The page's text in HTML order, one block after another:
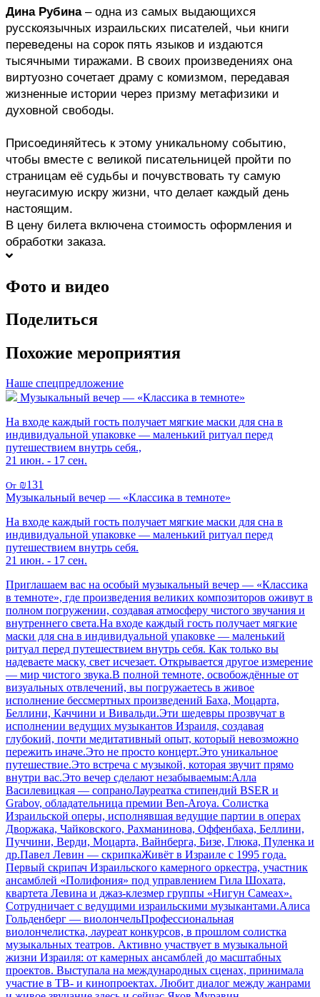
Дина Рубина – одна из самых выдающихся
русскоязычных израильских писателей, чьи книги
переведены на сорок пять языков и издаются
тысячными тиражами. В своих произведениях она
виртуозно сочетает драму с комизмом, передавая
жизненные истории через призму метафизики и
духовной свободы.
Присоединяйтесь к этому уникальному событию,
чтобы вместе с великой писательницей пройти по
страницам её судьбы и почувствовать ту самую
неугасимую искру жизни, что делает каждый день
настоящим.
В цену билета включена стоимость оформления и
обработки заказа.
Фото и видео
Поделиться
Похожие мероприятия
Наше спецпредложение
Музыкальный вечер — «Классика в темноте»
На входе каждый гость получает мягкие маски для сна в
индивидуальной упаковке — маленький ритуал перед
путешествием внутрь себя.,
21 июн. - 17 сен.
От ₪131
Музыкальный вечер — «Классика в темноте»
На входе каждый гость получает мягкие маски для сна в
индивидуальной упаковке — маленький ритуал перед
путешествием внутрь себя.
21 июн. - 17 сен.
Приглашаем вас на особый музыкальный вечер — «Классика
в темноте», где произведения великих композиторов оживут в
полном погружении, создавая атмосферу чистого звучания и
внутреннего света.На входе каждый гость получает мягкие
маски для сна в индивидуальной упаковке — маленький
ритуал перед путешествием внутрь себя. Как только вы
надеваете маску, свет исчезает. Открывается другое измерение
— мир чистого звука.В полной темноте, освобождённые от
визуальных отвлечений, вы погружаетесь в живое
исполнение бессмертных произведений Баха, Моцарта,
Беллини, Каччини и Вивальди.Эти шедевры прозвучат в
исполнении ведущих музыкантов Израиля, создавая
глубокий, почти медитативный опыт, который невозможно
пережить иначе.Это не просто концерт.Это уникальное
путешествие.Это встреча с музыкой, которая звучит прямо
внутри вас.Это вечер сделают незабываемым:Алла
Василевицкая — сопраноЛауреатка стипендий BSER и
Grabov, обладательница премии Ben-Aroya. Солистка
Израильской оперы, исполнявшая ведущие партии в операх
Дворжака, Чайковского, Рахманинова, Оффенбаха, Беллини,
Пуччини, Верди, Моцарта, Вайнберга, Бизе, Глюка, Пуленка и
др.Павел Левин — скрипкаЖивёт в Израиле с 1995 года.
Первый скрипач Израильского камерного оркестра, участник
ансамблей «Полифония» под управлением Гила Шохата,
квартета Левина и джаз-клезмер группы «Нигун Самеах».
Сотрудничает с ведущими израильскими музыкантами.Алиса
Гольденберг — виолончельПрофессиональная
виолончелистка, лауреат конкурсов, в прошлом солистка
музыкальных театров. Активно участвует в музыкальной
жизни Израиля: от камерных ансамблей до масштабных
проектов. Выступала на международных сценах, принимала
участие в ТВ- и кинопроектах. Любит диалог между жанрами